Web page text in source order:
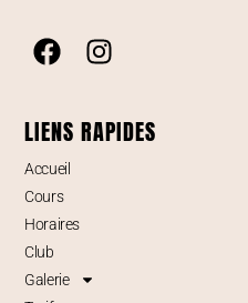
LIENS RAPIDES
Accueil
Cours
Horaires
Club
Galerie